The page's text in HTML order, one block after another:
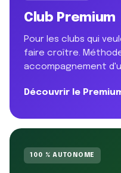
Club Premium
Pour les clubs qui
faire croître.
accompagnement
Découvrir le
100 % AUTONOME